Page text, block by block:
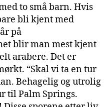
to små barn. Hvis
bli kjent med
på
blir man mest kjent
arabere. Det er
“Skal vi ta en tur
Behagelig og utrolig
til Palm Springs.